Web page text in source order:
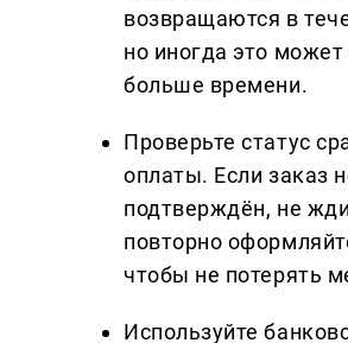
возвращаются в
но иногда это может
больше времени.
Проверьте статус
оплаты. Если заказ
подтверждён, не
повторно
чтобы не потерять
Используйте